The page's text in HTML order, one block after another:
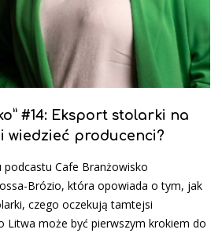
#14: Eksport stolarki na
wiedzieć producenci?
Cafe Branżowisko
Brózio, która opowiada o tym, jak
czego oczekują tamtejsi
Litwa może być pierwszym krokiem do